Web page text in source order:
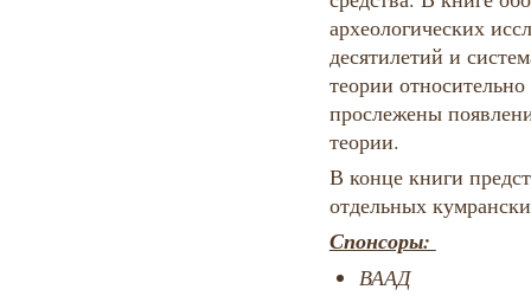
археологических
десятилетий и
теории
прослежены
теории.
В конце книги
отдельных
Спонсоры:
ВААД